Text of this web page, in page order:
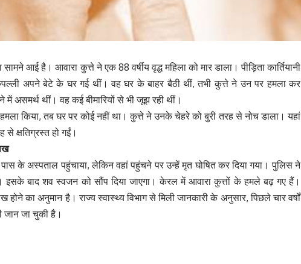
आई है। आवारा कुत्ते ने एक 88 वर्षीय वृद्ध महिला को मार डाला। पीड़िता कार्तियानी
अपने बेटे के घर गई थीं। वह घर के बाहर बैठी थीं, तभी कुत्ते ने उन पर हमला कर
असमर्थ थीं। वह कई बीमारियों से भी जूझ रही थीं।
किया, तब घर पर कोई नहीं था। कुत्ते ने उनके चेहरे को बुरी तरह से नोच डाला। यहां
क्षतिग्रस्त हो गईं।
के अस्पताल पहुंचाया, लेकिन वहां पहुंचने पर उन्हें मृत घोषित कर दिया गया। पुलिस ने
इसके बाद शव स्वजन को सौंप दिया जाएगा। केरल में आवारा कुत्तों के हमले बढ़ गए हैं।
का अनुमान है। राज्य स्वास्थ्य विभाग से मिली जानकारी के अनुसार, पिछले चार वर्षों
जान जा चुकी है।